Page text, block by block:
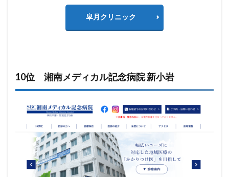
皐月クリニック
10位 湘南メディカル記念病院 新小岩